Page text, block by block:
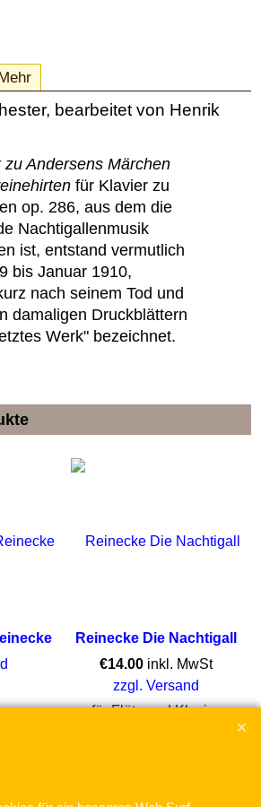
bearbeitet von Henrik
zu Andersens Märchen
für Klavier zu
op. 286, aus dem die
Nachtigallenmusik
ist, entstand vermutlich
bis Januar 1910,
nach seinem Tod und
damaligen Druckblättern
Werk" bezeichnet.
Reinecke Die Nachtigall
€14.00 inkl. MwSt
zzgl. Versand
für Flöte und Klavier